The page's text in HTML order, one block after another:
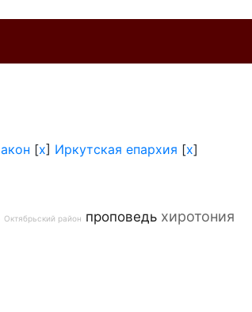
[x] Иркутская епархия [x]
Октябрьский район проповедь хиротония